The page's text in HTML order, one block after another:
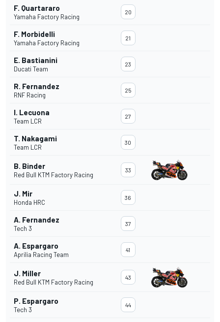
F. Quartararo
Yamaha Factory Racing
20
F. Morbidelli
Yamaha Factory Racing
21
E. Bastianini
Ducati Team
23
R. Fernandez
RNF Racing
25
I. Lecuona
Team LCR
27
T. Nakagami
Team LCR
30
B. Binder
Red Bull KTM Factory Racing
33
J. Mir
Honda HRC
36
A. Fernandez
Tech 3
37
A. Espargaro
Aprilia Racing Team
41
J. Miller
Red Bull KTM Factory Racing
43
P. Espargaro
Tech 3
44